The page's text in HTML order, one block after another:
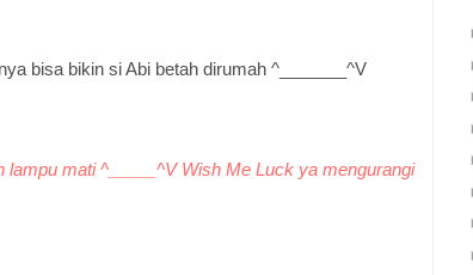
bisa bikin si Abi betah dirumah ^_______^V
mati ^_____^V Wish Me Luck ya mengurangi